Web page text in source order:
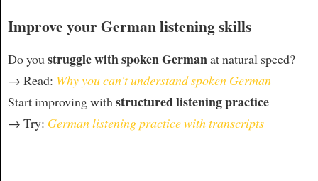
Improve your German listening skills
Do youstruggle with spoken Germanat natural speed?
→ Read: Why you can't understand spoken German
Start improving withstructured listening practice
→ Try: German listening practice with transcripts